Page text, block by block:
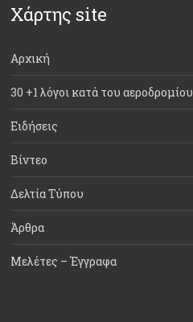
Χάρτης site
Αρχική
30 +1 λόγοι κατά του αεροδρομίου
Ειδήσεις
Βίντεο
Δελτία Τύπου
Άρθρα
Μελέτες – Έγγραφα